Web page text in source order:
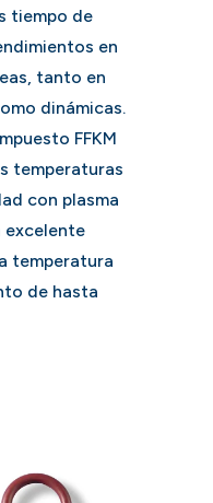
tiempo de
en
tanto en
dinámicas.
FFKM
temperaturas
con plasma
excelente
temperatura
de hasta